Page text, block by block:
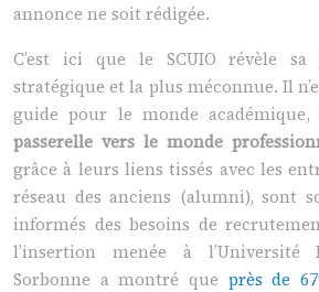
annonce ne soit rédigée.
C’est ici que le SCUIO révèle
stratégique et la plus méconnue. Il
guide pour le monde
passerelle vers le monde
grâce à leurs liens tissés avec les
réseau des anciens (alumni), sont
informés des besoins de
l’insertion menée à l’Université
Sorbonne a montré que près de